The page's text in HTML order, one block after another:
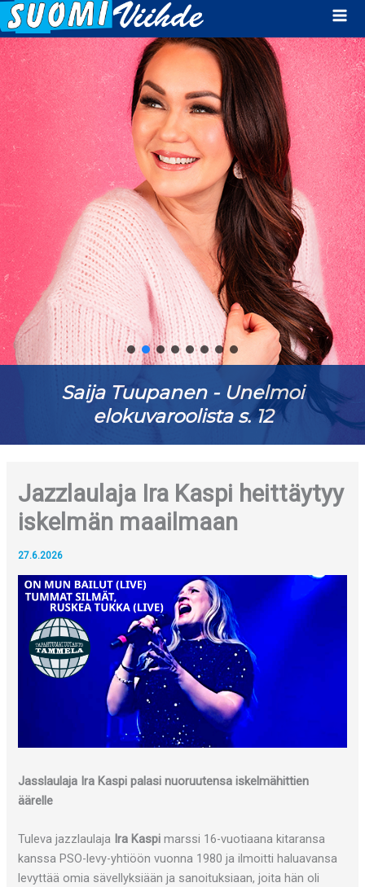
Saija Tuupanen - Unelmoi
elokuvaroolista s. 12
Jazzlaulaja Ira Kaspi heittäytyy
iskelmän maailmaan
27.6.2026
Jasslaulaja Ira Kaspi palasi nuoruutensa iskelmähittien
äärelle
Tuleva jazzlaulaja Ira Kaspi marssi 16-vuotiaana kitaransa
kanssa PSO-levy-yhtiöön vuonna 1980 ja ilmoitti haluavansa
levyttää omia sävellyksiään ja sanoituksiaan, joita hän oli